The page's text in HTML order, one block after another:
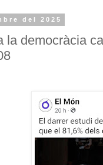
del 2025
la democràcia